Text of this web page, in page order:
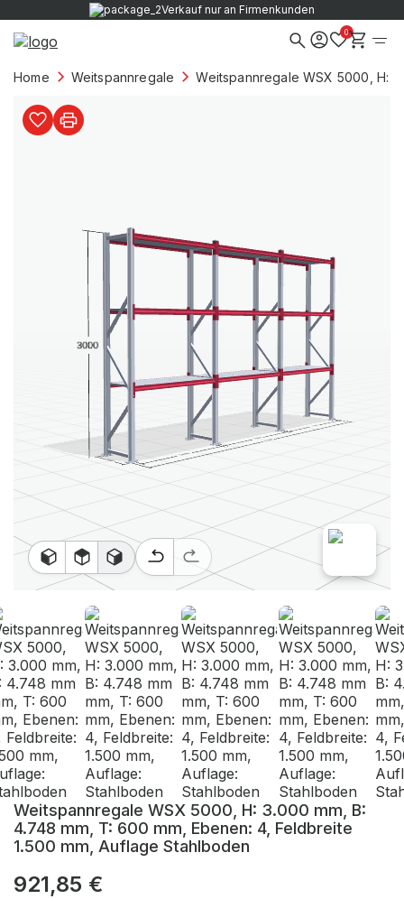
Verkauf nur an Firmenkunden
0
Home Weitspannregale Weitspannregale WSX 5000, H:
Weitspannregale WSX 5000, H: 3.000 mm, B:
4.748 mm, T: 600 mm, Ebenen: 4, Feldbreite
1.500 mm, Auflage Stahlboden
921,85 €